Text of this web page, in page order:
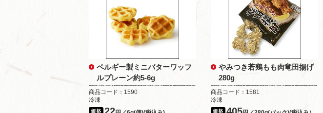
ベルギー製ミニバターワッフ
ルプレーン約5-6g
商品コード：1590
冷凍
やみつき若鶏もも肉竜田揚げ
280g
商品コード：1581
冷凍